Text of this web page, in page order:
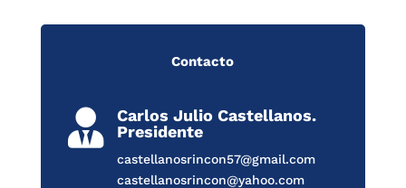
Contacto

Carlos Julio Castellanos.
Presidente
castellanosrincon57@gmail.com
castellanosrincon@yahoo.com